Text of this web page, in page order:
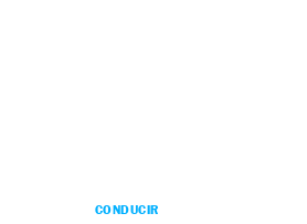
CONDUCIR